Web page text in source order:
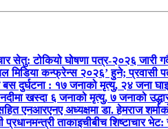
सेतु: टोकियो घोषणा पत्र-२०२६ जारी
मिडिया कन्फ्रेन्स २०२६’ हुने; प्रवासी
बस दुर्घटना : १७ जनाको मृत्यु, २४ जना
खस्दा ६ जनाको मृत्यु, ७ जनाको
एनआरएनए अध्यक्षमा डा. हेमराज
प्रधानमन्त्री ताकाइचीबीच शिष्टाचार